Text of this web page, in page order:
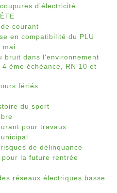
d'électricité
courant
en compatibilité du PLU
mai
bruit dans l'environnement
4 ème échéance, RN 10 et
fériés
du sport
pour travaux
de délinquance
la future rentrée
réseaux électriques basse